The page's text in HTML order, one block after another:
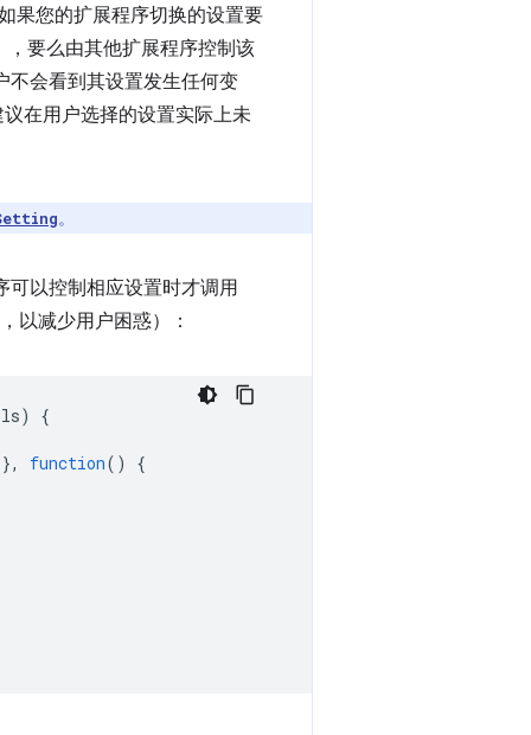
果您的扩展程序切换的设置要
要么由其他扩展程序控制该
会看到其设置发生任何变
在用户选择的设置实际上未
。
以控制相应设置时才调用
以减少用户困惑）：
) {
}, function() {